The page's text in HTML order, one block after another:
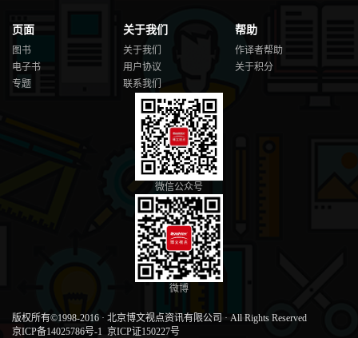
页面
图书
电子书
专题
关于我们
关于我们
用户协议
联系我们
帮助
作译者帮助
关于积分
微信公众号
微博
版权所有©1998-2016 · 北京博文视点资讯有限公司 · All Rights Reserved
京ICP备14025786号-1 京ICP证150227号